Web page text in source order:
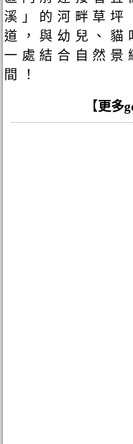
溪」的河畔草坪
道，與幼兒、貓
一處結合自然景
間！
【更多